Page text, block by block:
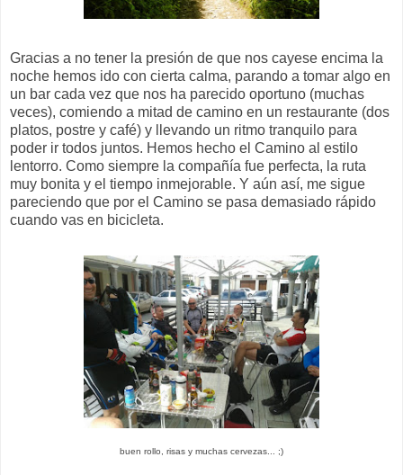
Gracias a no tener la presión de que nos cayese encima la
noche hemos ido con cierta calma, parando a tomar algo en
un bar cada vez que nos ha parecido oportuno (muchas
veces), comiendo a mitad de camino en un restaurante (dos
platos, postre y café) y llevando un ritmo tranquilo para
poder ir todos juntos. Hemos hecho el Camino al estilo
lentorro. Como siempre la compañía fue perfecta, la ruta
muy bonita y el tiempo inmejorable. Y aún así, me sigue
pareciendo que por el Camino se pasa demasiado rápido
cuando vas en bicicleta.
buen rollo, risas y muchas cervezas... ;)